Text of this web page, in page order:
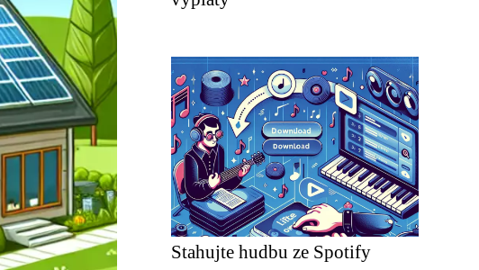
Stahujte hudbu ze Spotify